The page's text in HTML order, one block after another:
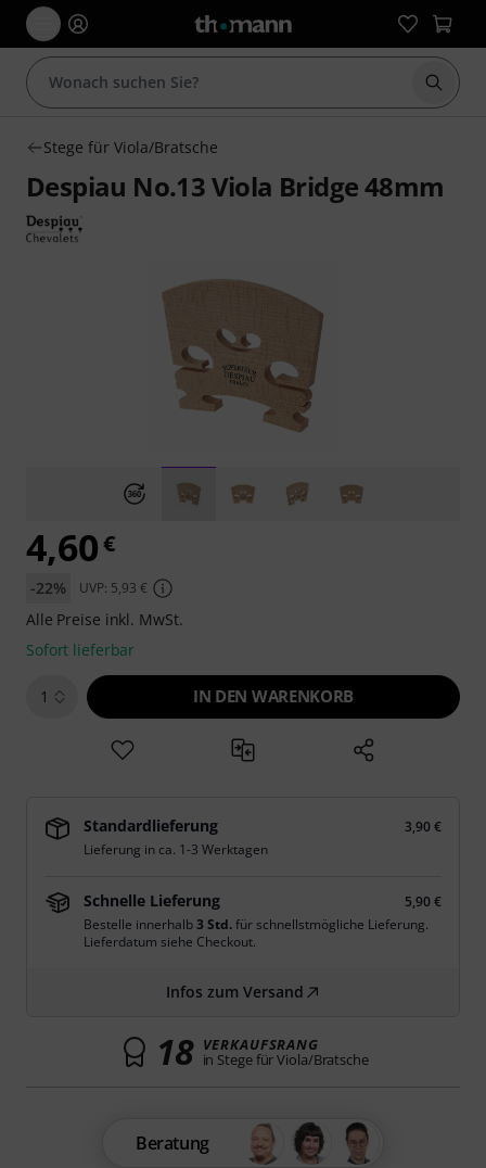
Suche
Stege für Viola/Bratsche
Despiau No.13 Viola Bridge 48mm
4,60€
-22% UVP: 5,93 €
Alle Preise inkl. MwSt.
Sofort lieferbar
1 IN DEN WARENKORB
Standardlieferung
3,90 €
Lieferung in ca. 1-3 Werktagen
Schnelle Lieferung
5,90 €
Bestelle innerhalb3 Std.für schnellstmögliche Lieferung.
Lieferdatum siehe Checkout.
Infos zum Versand
18 VERKAUFSRANG
in Stege für Viola/Bratsche
Beratung